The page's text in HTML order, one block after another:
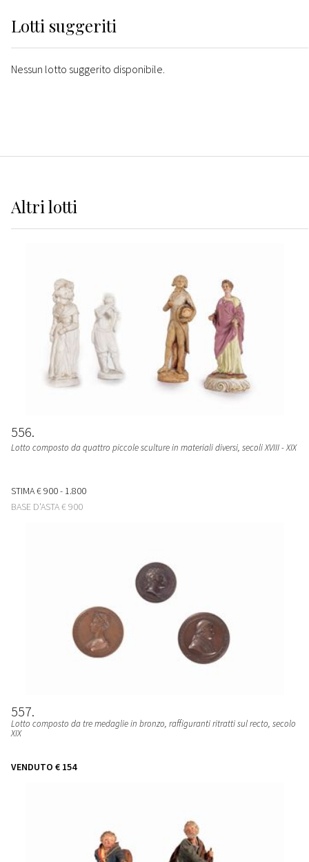
Lotti suggeriti
Nessun lotto suggerito disponibile.
Altrilotti
556
Lotto composto da quattro piccole sculture in materiali diversi, secoli XVIII - XIX
STIMA€ 900 - 1.800
BASE D'ASTA€ 900
557
Lotto composto da tre medaglie in bronzo, raffiguranti ritratti sul recto, secolo
XIX
VENDUTO € 154